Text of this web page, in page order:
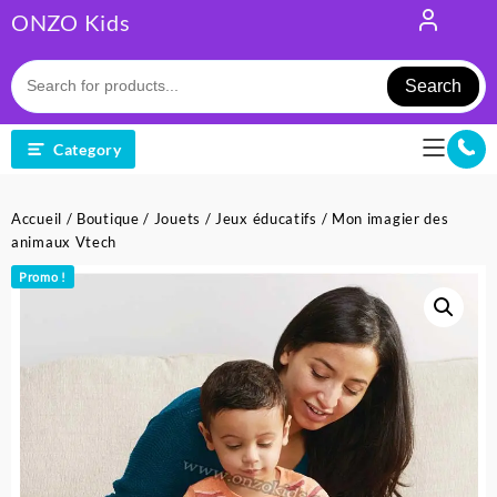
to
content
ONZO Kids
Search
Category
Accueil / Boutique / Jouets / Jeux éducatifs / Mon imagier des
animaux Vtech
Promo !